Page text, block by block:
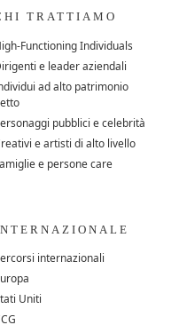
TRATTIAMO
Functioning Individuals
e leader aziendali
ad alto patrimonio
pubblici e celebrità
e artisti di alto livello
e persone care
internazionali
Uniti